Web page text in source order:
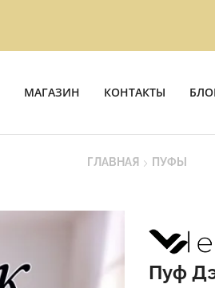
МАГАЗИН КОНТАКТЫ
ГЛАВНАЯ ПУФЫ
Пуф